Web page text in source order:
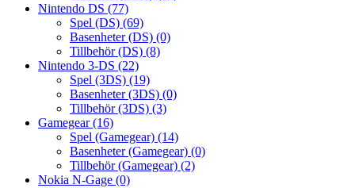
Nintendo DS (77)
Spel (DS) (69)
Basenheter (DS) (0)
Tillbehör (DS) (8)
Nintendo 3-DS (22)
Spel (3DS) (19)
Basenheter (3DS) (0)
Tillbehör (3DS) (3)
Gamegear(16)
Spel (Gamegear) (14)
Basenheter (Gamegear) (0)
Tillbehör (Gamegear) (2)
Nokia N-Gage (0)